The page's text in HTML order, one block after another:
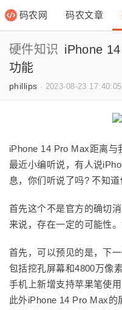
码农网 码农文章
硬件知识 iPhone
功能
phillips · 2023-08-23 17:40:05
iPhone 14 Pro Max距离与
最近小编听说，有人说
息，你们听说了吗? 不知
首先这个不是官方的确切
来说，存在一定的可能性
首先，可以预见的是，下
包括挖孔屏幕和4800万像
手机上新增支持苹果笔使
此外iPhone 14 Pro Max的